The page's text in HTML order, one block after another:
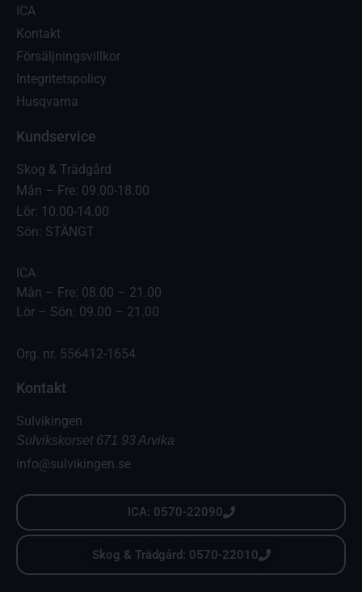
ICA
Kontakt
Försäljningsvillkor
Integritetspolicy
Husqvarna
Kundservice
Skog & Trädgård
Mån – Fre: 09.00-18.00
Lör: 10.00-14.00
Sön: STÄNGT
ICA
Mån – Fre: 08.00 – 21.00
Lör – Sön: 09.00 – 21.00
Org. nr. 556412-1654
Kontakt
Sulvikingen
Sulvikskorset 671 93 Arvika
info@sulvikingen.se
ICA: 0570-22090
Skog & Trädgård: 0570-22010